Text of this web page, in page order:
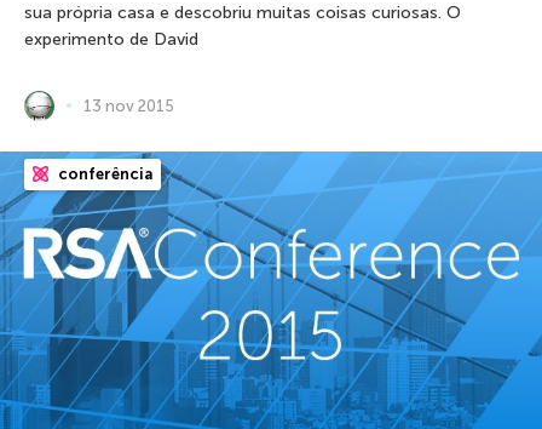
sua própria casa e descobriu muitas coisas curiosas. O
experimento de David
13 nov 2015
conferência